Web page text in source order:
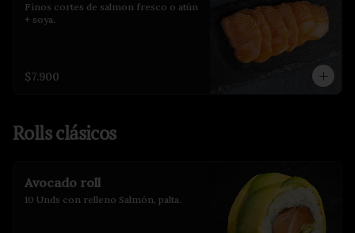
Finos cortes de salmon fresco o atún
+ soya.
$7.900
Rolls clásicos
Avocado roll
10 Unds con relleno Salmón, palta.